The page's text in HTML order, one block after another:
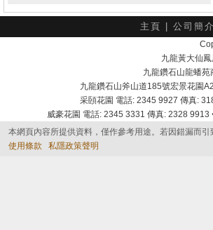
主頁 公司簡介
九龍黃大仙
九龍鑽石山龍蟠
九龍鑽石山斧山道185號宏景花園
采頣花園 電話: 2345 9927 傳真:
威豪花園 電話: 2345 3331 傳真: 2328
本網頁內容所提供資料，僅作參考用途。若因錯漏而
使用條款
私隱政策聲明